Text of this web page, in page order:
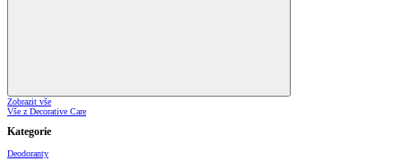
Zobrazit vše
Vše z Decorative Care
Kategorie
Deodoranty